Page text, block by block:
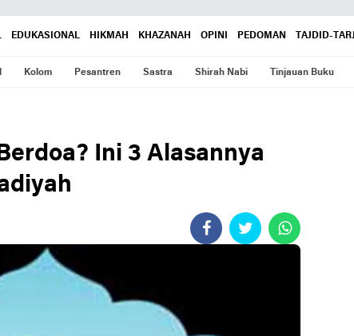
EDUKASIONAL HIKMAH KHAZANAH OPINI PEDOMAN TAJDID-
Kolom Pesantren Sastra Shirah Nabi Tinjauan Buku
Ini 3 Alasannya